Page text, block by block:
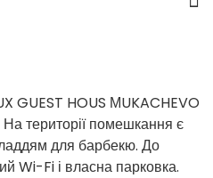
GUEST HOUS МUKACHEVO
На території помешкання є
для барбекю. До
Wi-Fi і власна парковка.